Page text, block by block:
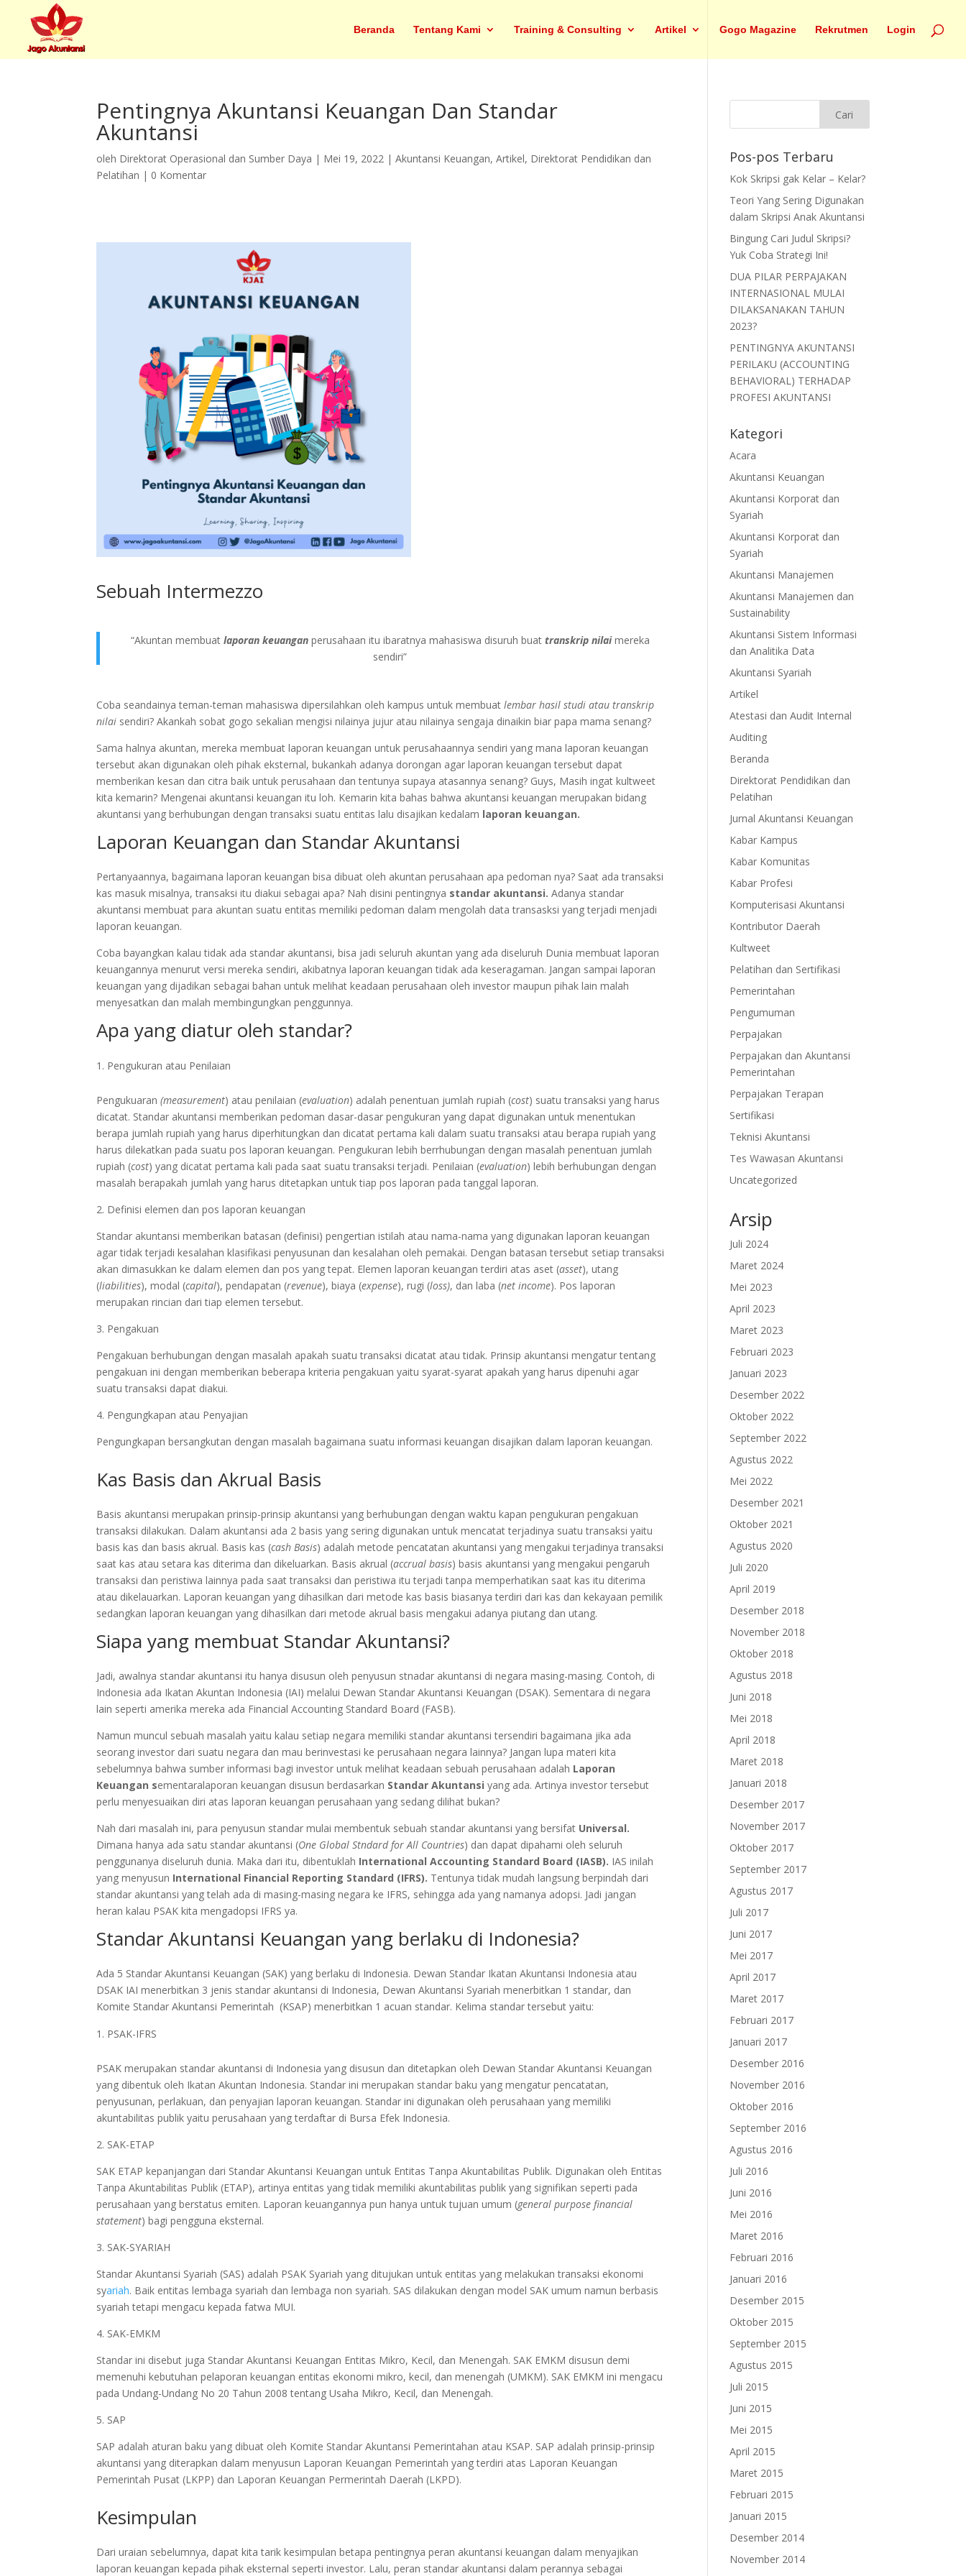
Beranda Tentang Kami Training & Consulting Artikel Gogo Magazine Rekrutmen Login
Pentingnya Akuntansi Keuangan Dan Standar
Akuntansi
oleh Direktorat Operasional dan Sumber Daya | Mei 19, 2022 |Akuntansi Keuangan,Artikel, Direktorat Pendidikan dan
Pelatihan | 0 Komentar
Sebuah Intermezzo
“Akuntan membuat laporan keuanganperusahaan itu ibaratnya mahasiswa disuruh buat transkrip nilaimereka
sendiri”
Coba seandainya teman-teman mahasiswa dipersilahkan oleh kampus untuk membuatlembar hasil studi atau transkrip
nilai sendiri? Akankah sobat gogo sekalian mengisi nilainya jujur atau nilainya sengaja dinaikin biar papa mama senang?
Sama halnya akuntan, mereka membuat laporan keuangan untuk perusahaannya sendiri yang mana laporan keuangan
tersebut akan digunakan oleh pihak eksternal, bukankah adanya dorongan agar laporan keuangan tersebut dapat
memberikan kesan dan citra baik untuk perusahaan dan tentunya supaya atasannya senang? Guys, Masih ingat kultweet
kita kemarin? Mengenai akuntansi keuangan itu loh. Kemarin kita bahas bahwa akuntansi keuangan merupakan bidang
akuntansi yang berhubungan dengan transaksi suatu entitas lalu disajikan kedalam laporan keuangan.
Laporan Keuangan dan Standar Akuntansi
Pertanyaannya, bagaimana laporan keuangan bisa dibuat oleh akuntan perusahaan apa pedoman nya? Saat ada transaksi
kas masuk misalnya, transaksi itu diakui sebagai apa? Nah disini pentingnya standar akuntansi. Adanya standar
akuntansi membuat para akuntan suatu entitas memiliki pedoman dalam mengolah data transasksi yang terjadi menjadi
laporan keuangan.
Coba bayangkan kalau tidak ada standar akuntansi, bisa jadi seluruh akuntan yang ada diseluruh Dunia membuat laporan
keuangannya menurut versi mereka sendiri, akibatnya laporan keuangan tidak ada keseragaman. Jangan sampai laporan
keuangan yang dijadikan sebagai bahan untuk melihat keadaan perusahaan oleh investor maupun pihak lain malah
menyesatkan dan malah membingungkan penggunnya.
Apa yang diatur oleh standar?
Pengukuran atau Penilaian
Pengukuaran(measurement) atau penilaian (evaluation) adalah penentuan jumlah rupiah (cost) suatu transaksi yang harus
dicatat. Standar akuntansi memberikan pedoman dasar-dasar pengukuran yang dapat digunakan untuk menentukan
berapa jumlah rupiah yang harus diperhitungkan dan dicatat pertama kali dalam suatu transaksi atau berapa rupiah yang
harus dilekatkan pada suatu pos laporan keuangan. Pengukuran lebih berrhubungan dengan masalah penentuan jumlah
rupiah (cost) yang dicatat pertama kali pada saat suatu transaksi terjadi. Penilaian (evaluation) lebih berhubungan dengan
masalah berapakah jumlah yang harus ditetapkan untuk tiap pos laporan pada tanggal laporan.
2. Definisi elemen dan pos laporan keuangan
Standar akuntansi memberikan batasan (definisi) pengertian istilah atau nama-nama yang digunakan laporan keuangan
agar tidak terjadi kesalahan klasifikasi penyusunan dan kesalahan oleh pemakai. Dengan batasan tersebut setiap transaksi
akan dimasukkan ke dalam elemen dan pos yang tepat. Elemen laporan keuangan terdiri atas aset (asset), utang
(liabilities), modal (capital), pendapatan (revenue), biaya (expense), rugi (loss), dan laba (net income). Pos laporan
merupakan rincian dari tiap elemen tersebut.
3. Pengakuan
Pengakuan berhubungan dengan masalah apakah suatu transaksi dicatat atau tidak. Prinsip akuntansi mengatur tentang
pengakuan ini dengan memberikan beberapa kriteria pengakuan yaitu syarat-syarat apakah yang harus dipenuhi agar
suatu transaksi dapat diakui.
4. Pengungkapan atau Penyajian
Pengungkapan bersangkutan dengan masalah bagaimana suatu informasi keuangan disajikan dalam laporan keuangan.
Kas Basis dan Akrual Basis
Basis akuntansi merupakan prinsip-prinsip akuntansi yang berhubungan dengan waktu kapan pengukuran pengakuan
transaksi dilakukan. Dalam akuntansi ada 2 basis yang sering digunakan untuk mencatat terjadinya suatu transaksi yaitu
basis kas dan basis akrual. Basis kas (cash Basis) adalah metode pencatatan akuntansi yang mengakui terjadinya transaksi
saat kas atau setara kas diterima dan dikeluarkan. Basis akrual (accrual basis) basis akuntansi yang mengakui pengaruh
transaksi dan peristiwa lainnya pada saat transaksi dan peristiwa itu terjadi tanpa memperhatikan saat kas itu diterima
atau dikelauarkan. Laporan keuangan yang dihasilkan dari metode kas basis biasanya terdiri dari kas dan kekayaan pemilik
sedangkan laporan keuangan yang dihasilkan dari metode akrual basis mengakui adanya piutang dan utang.
Siapa yang membuat Standar Akuntansi?
Jadi, awalnya standar akuntansi itu hanya disusun oleh penyusun stnadar akuntansi di negara masing-masing. Contoh, di
Indonesia ada Ikatan Akuntan Indonesia (IAI) melalui Dewan Standar Akuntansi Keuangan (DSAK). Sementara di negara
lain seperti amerika mereka ada Financial Accounting Standard Board (FASB).
Namun muncul sebuah masalah yaitu kalau setiap negara memiliki standar akuntansi tersendiri bagaimana jika ada
seorang investor dari suatu negara dan mau berinvestasi ke perusahaan negara lainnya? Jangan lupa materi kita
sebelumnya bahwa sumber informasi bagi investor untuk melihat keadaan sebuah perusahaan adalah Laporan
Keuangan sementaralaporan keuangan disusun berdasarkan Standar Akuntansiyang ada. Artinya investor tersebut
perlu menyesuaikan diri atas laporan keuangan perusahaan yang sedang dilihat bukan?
Nah dari masalah ini, para penyusun standar mulai membentuk sebuah standar akuntansi yang bersifat Universal.
Dimana hanya ada satu standar akuntansi (One Global Stndard for All Countries) dan dapat dipahami oleh seluruh
penggunanya diseluruh dunia. Maka dari itu, dibentuklah International Accounting Standard Board (IASB). IAS inilah
yang menyusun International Financial Reporting Standard (IFRS). Tentunya tidak mudah langsung berpindah dari
standar akuntansi yang telah ada di masing-masing negara ke IFRS, sehingga ada yang namanya adopsi. Jadi jangan
heran kalau PSAK kita mengadopsi IFRS ya.
Standar Akuntansi Keuangan yang berlaku di Indonesia?
Ada 5 Standar Akuntansi Keuangan (SAK) yang berlaku di Indonesia. Dewan Standar Ikatan Akuntansi Indonesia atau
DSAK IAI menerbitkan 3 jenis standar akuntansi di Indonesia, Dewan Akuntansi Syariah menerbitkan 1 standar, dan
Komite Standar Akuntansi Pemerintah (KSAP) menerbitkan 1 acuan standar. Kelima standar tersebut yaitu:
PSAK-IFRS
PSAK merupakan standar akuntansi di Indonesia yang disusun dan ditetapkan oleh Dewan Standar Akuntansi Keuangan
yang dibentuk oleh Ikatan Akuntan Indonesia. Standar ini merupakan standar baku yang mengatur pencatatan,
penyusunan, perlakuan, dan penyajian laporan keuangan. Standar ini digunakan oleh perusahaan yang memiliki
akuntabilitas publik yaitu perusahaan yang terdaftar di Bursa Efek Indonesia.
2. SAK-ETAP
SAK ETAP kepanjangan dari Standar Akuntansi Keuangan untuk Entitas Tanpa Akuntabilitas Publik. Digunakan oleh Entitas
Tanpa Akuntabilitas Publik (ETAP), artinya entitas yang tidak memiliki akuntabilitas publik yang signifikan seperti pada
perusahaan yang berstatus emiten. Laporan keuangannya pun hanya untuk tujuan umum (general purpose financial
statement) bagi pengguna eksternal.
3. SAK-SYARIAH
Standar Akuntansi Syariah (SAS) adalah PSAK Syariah yang ditujukan untuk entitas yang melakukan transaksi ekonomi
syariah. Baik entitas lembaga syariah dan lembaga non syariah. SAS dilakukan dengan model SAK umum namun berbasis
syariah tetapi mengacu kepada fatwa MUI.
4. SAK-EMKM
Standar ini disebut juga Standar Akuntansi Keuangan Entitas Mikro, Kecil, dan Menengah. SAK EMKM disusun demi
memenuhi kebutuhan pelaporan keuangan entitas ekonomi mikro, kecil, dan menengah (UMKM). SAK EMKM ini mengacu
pada Undang-Undang No 20 Tahun 2008 tentang Usaha Mikro, Kecil, dan Menengah.
5. SAP
SAP adalah aturan baku yang dibuat oleh Komite Standar Akuntansi Pemerintahan atau KSAP. SAP adalah prinsip-prinsip
akuntansi yang diterapkan dalam menyusun Laporan Keuangan Pemerintah yang terdiri atas Laporan Keuangan
Pemerintah Pusat (LKPP) dan Laporan Keuangan Permerintah Daerah (LKPD).
Kesimpulan
Dari uraian sebelumnya, dapat kita tarik kesimpulan betapa pentingnya peran akuntansi keuangan dalam menyajikan
laporan keuangan kepada pihak eksternal seperti investor. Lalu, peran standar akuntansi dalam perannya sebagai
Pos-pos Terbaru
Kok Skripsi gak Kelar – Kelar?
Teori Yang Sering Digunakan
dalam Skripsi Anak Akuntansi
Bingung Cari Judul Skripsi?
Yuk Coba Strategi Ini!
DUA PILAR PERPAJAKAN
INTERNASIONAL MULAI
DILAKSANAKAN TAHUN
2023?
PENTINGNYA AKUNTANSI
PERILAKU (ACCOUNTING
BEHAVIORAL) TERHADAP
PROFESI AKUNTANSI
Kategori
Acara
Akuntansi Keuangan
Akuntansi Korporat dan
Syariah
Akuntansi Korporat dan
Syariah
Akuntansi Manajemen
Akuntansi Manajemen dan
Sustainability
Akuntansi Sistem Informasi
dan Analitika Data
Akuntansi Syariah
Artikel
Atestasi dan Audit Internal
Auditing
Beranda
Direktorat Pendidikan dan
Pelatihan
Jurnal Akuntansi Keuangan
Kabar Kampus
Kabar Komunitas
Kabar Profesi
Komputerisasi Akuntansi
Kontributor Daerah
Kultweet
Pelatihan dan Sertifikasi
Pemerintahan
Pengumuman
Perpajakan
Perpajakan dan Akuntansi
Pemerintahan
Perpajakan Terapan
Sertifikasi
Teknisi Akuntansi
Tes Wawasan Akuntansi
Uncategorized
Arsip
Juli 2024
Maret 2024
Mei 2023
April 2023
Maret 2023
Februari 2023
Januari 2023
Desember 2022
Oktober 2022
September 2022
Agustus 2022
Mei 2022
Desember 2021
Oktober 2021
Agustus 2020
Juli 2020
April 2019
Desember 2018
November 2018
Oktober 2018
Agustus 2018
Juni 2018
Mei 2018
April 2018
Maret 2018
Januari 2018
Desember 2017
November 2017
Oktober 2017
September 2017
Agustus 2017
Juli 2017
Juni 2017
Mei 2017
April 2017
Maret 2017
Februari 2017
Januari 2017
Desember 2016
November 2016
Oktober 2016
September 2016
Agustus 2016
Juli 2016
Juni 2016
Mei 2016
Maret 2016
Februari 2016
Januari 2016
Desember 2015
Oktober 2015
September 2015
Agustus 2015
Juli 2015
Juni 2015
Mei 2015
April 2015
Maret 2015
Februari 2015
Januari 2015
Desember 2014
November 2014